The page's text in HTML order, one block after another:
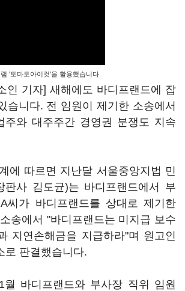
'토마토아이컷'을 활용했습니다.
인 기자] 새해에도 바디프랜드에 잡
습니다. 전 임원이 제기한 소송에서
주와 대주주간 경영권 분쟁도 지속
에 따르면 지난달 서울중앙지법 민
판사 김도균)는 바디프랜드에서 부
씨가 바디프랜드를 상대로 제기한
송에서 "바디프랜드는 미지급 보수
지연손해금을 지급하라"며 원고인
로 판결했습니다.
월 바디프랜드와 부사장 직위 임원